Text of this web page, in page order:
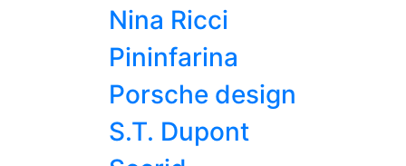
Nina Ricci
Pininfarina
Porsche design
S.T. Dupont